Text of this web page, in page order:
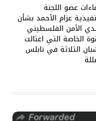
عضو اللجنة
عزام الأحمد بشأن
الأمن الفلسطيني
الخاصة التي اغتالت
الثلاثة في نابلس